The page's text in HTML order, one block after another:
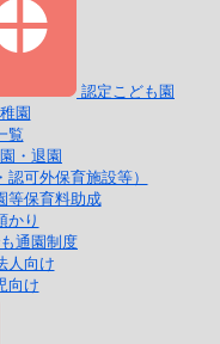
認定こども園
園
覧
・退園
可外保育施設等）
等保育料助成
かり
通園制度
人向け
向け